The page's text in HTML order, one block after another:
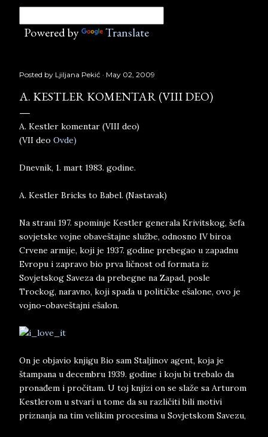
Powered by Translate
Posted by Ljiljana Pekić May 02, 2009
A. KESTLER KOMENTAR (VIII DEO)
A. Kestler komentar (VIII deo)
(VII deo Ovde)
Dnevnik, 1. mart 1983. godine.
A. Kestler Bricks to Babel. (Nastavak)
Na strani 197. spominje Kestler generala Krivitskog, šefa
sovjetske vojne obaveštajne službe, odnosno IV biroa
Crvene armije, koji je 1937. godine prebegao u zapadnu
Evropu i zapravo bio prva ličnost od formata iz
Sovjetskog Saveza da prebegne na Zapad, posle
Trockog, naravno, koji spada u političke ešalone, ovo je
vojno-obaveštajni ešalon.
On je objavio knjigu Bio sam Staljinov agent, koja je
štampana u decembru 1939. godine i koju bi trebalo da
pronađem i pročitam. U toj knjizi on se slaže sa Arturom
Kestlerom u stvari u tome da su različiti bili motivi
priznanja na tim velikim procesima u Sovjetskom Savezu,